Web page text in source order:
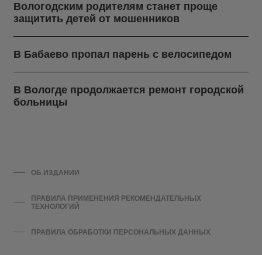
Вологодским родителям станет проще
защитить детей от мошенников
В Бабаево пропал парень с велосипедом
В Вологде продолжается ремонт городской
больницы
ОБ ИЗДАНИИ
ПРАВИЛА ПРИМЕНЕНИЯ РЕКОМЕНДАТЕЛЬНЫХ
ТЕХНОЛОГИЙ
ПРАВИЛА ОБРАБОТКИ ПЕРСОНАЛЬНЫХ ДАННЫХ